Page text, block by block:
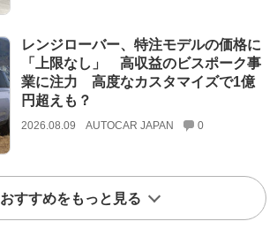
レンジローバー、特注モデルの価格に
「上限なし」 高収益のビスポーク事
業に注力 高度なカスタマイズで1億
円超えも？
2026.08.09 AUTOCAR JAPAN 0
おすすめをもっと見る